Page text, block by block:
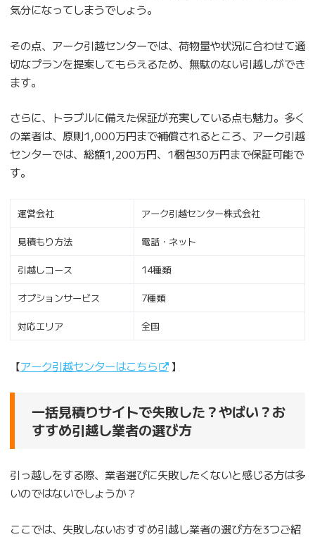
気分になってしまうでしょう。
その点、アーク引越センターでは、荷物量や状況に合わせて適
切なプランを提案してもらえるため、無駄のない引越しができ
ます。
さらに、トラブルに備えた保証が充実している点も魅力。多く
の業者は、原則1,000万円まで補償されるところ、アーク引越
センターでは、総額1,200万円、1梱包30万円まで保証可能で
す。
運営会社 アーク引越センター株式会社
見積もり方法 電話・ネット
引越しコース 14種類
オプションサービス 7種類
対応エリア 全国
【アーク引越センターはこちら 】
一括見積りサイトで失敗した？やばい？お
すすめ引越し業者の選び方
引っ越しをする際、業者選びに失敗したくないと感じる方は多
いのではないでしょうか？
ここでは、失敗しないおすすめ引越し業者の選び方を3つご紹